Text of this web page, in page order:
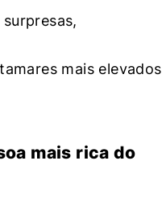
mais elevados
mais rica do